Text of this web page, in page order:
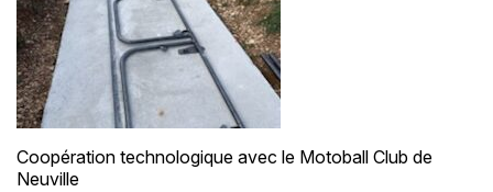
Coopération technologique avec le Motoball Club de
Neuville